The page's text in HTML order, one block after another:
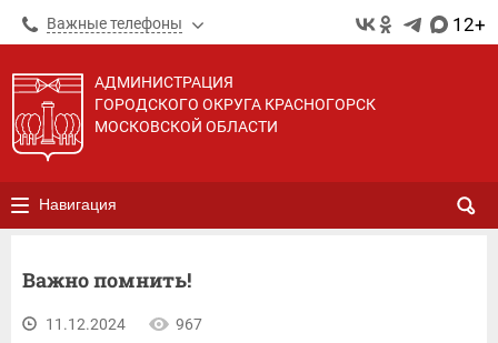
Важные телефоны 12+
АДМИНИСТРАЦИЯ
ГОРОДСКОГО ОКРУГА КРАСНОГОРСК
МОСКОВСКОЙ ОБЛАСТИ
Навигация
Важно помнить!
11.12.2024 967